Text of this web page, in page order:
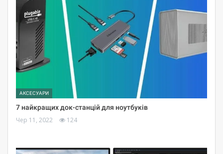
АКСЕСУАРИ
7 найкращих док-станцій для ноутбуків
Чер 11, 2022 124